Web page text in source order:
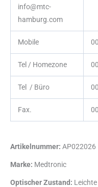
info@mtc-
hamburg.com
Mobile
Tel / Homezone
Tel / Büro
Fax.
Artikelnummer: AP022026
Marke: Medtronic
Optischer Zustand: